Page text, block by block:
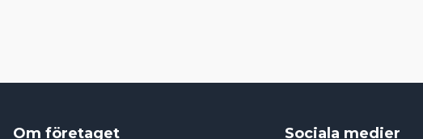
Om företaget Sociala medier